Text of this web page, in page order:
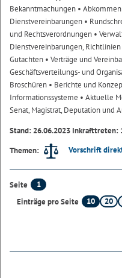
Bekanntmachungen • Abkommen
Dienstvereinbarungen •
und Rechtsverordnungen •
Dienstvereinbarungen,
Gutachten • Verträge und
Geschäftsverteilungs- und
Broschüren • Berichte und
Informationssysteme • Aktuelle
Senat, Magistrat, Deputation und
Stand: 26.06.2023 Inkrafttreten:
Themen:
Vorschrift
Seite
1
Einträge pro Seite
10 20